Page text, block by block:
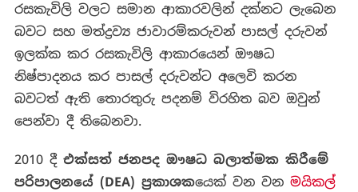
රසකැවිලි වලට සමාන ආකාරවලින් දක්නට ලැබෙන
බවට සහ මත්ද්‍රව්‍ය ජාවාරම්කරුවන් පාසල් දරුවන්
ඉලක්ක කර රසකැවිලි ආකාරයෙන් ඖෂධ
නිෂ්පාදනය කර පාසල් දරුවන්ට අලෙවි කරන
බවටත් ඇති තොරතුරු පදනම් විරහිත බව ඔවුන්
පෙන්වා දී තිබෙනවා.
2010 දී එක්සත් ජනපද ඖෂධ බලාත්මක කිරීමේ
පරිපාලනයේ (DEA) ප්‍රකාශකයෙක් වන වන මයිකල්